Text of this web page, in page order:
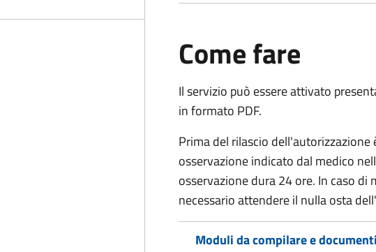
Come fare
Il servizio può essere attivato
in formato PDF.
Prima del rilascio
osservazione indicato dal medico
osservazione dura 24 ore. In caso
necessario attendere il nulla osta
Moduli da compilare e